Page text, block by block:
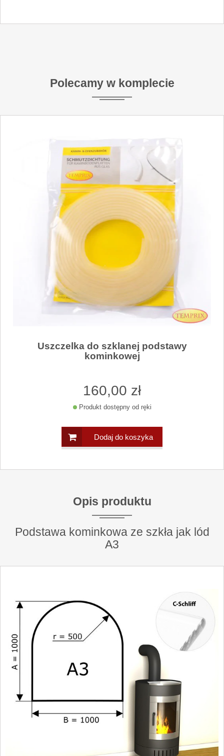
Polecamy w komplecie
Uszczelka do szklanej podstawy
kominkowej
160,00 zł
Produkt dostępny od ręki
Dodaj do koszyka
Opis produktu
Podstawa kominkowa ze szkła jak lód
A3